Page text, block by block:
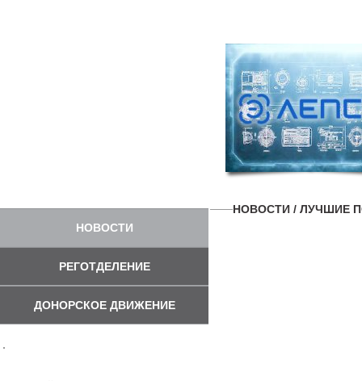
НОВОСТИ
РЕГОТДЕЛЕНИЕ
ДОНОРСКОЕ ДВИЖЕНИЕ
НОВОСТИ / ЛУЧШИЕ